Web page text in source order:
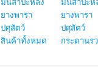
มันสำปะหลัง
ยางพารา
ปศุสัตว์
สินค้าทั้งหมด
มันสำปะห
ยางพารา
ปศุสัตว์
กระดานร